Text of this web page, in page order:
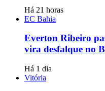
Há 21 horas
EC Bahia
Everton Ribeiro
vira desfalque no
Há 1 dia
Vitória